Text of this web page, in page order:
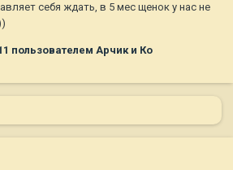
себя ждать, в 5 мес щенок у нас не
пользователем Арчик и Ко